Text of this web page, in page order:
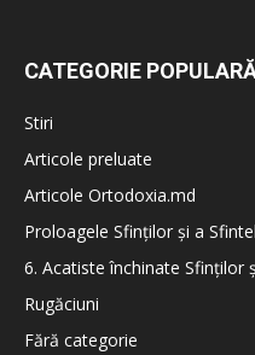
CATEGORIE
Stiri
Articole preluate
Articole Ortodoxia.md
Proloagele Sfinților și a
6. Acatiste închinate Sfinților
Rugăciuni
Fără categorie